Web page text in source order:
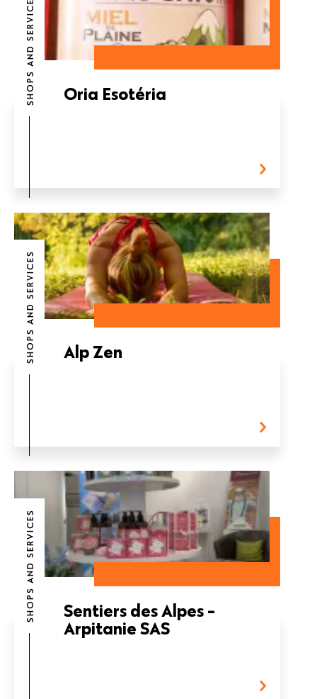
SHOPS AND SERVICES Oria Esotéria
SHOPS AND SERVICES Alp Zen
SHOPS AND SERVICES
Sentiers des Alpes -
Arpitanie SAS